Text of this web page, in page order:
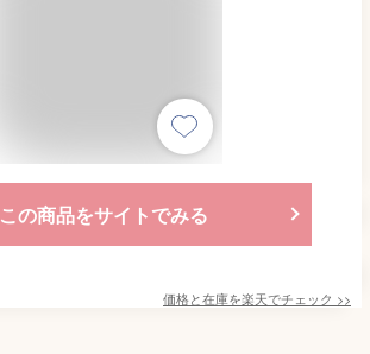
この商品をサイトでみる
価格と在庫を楽天でチェック >>